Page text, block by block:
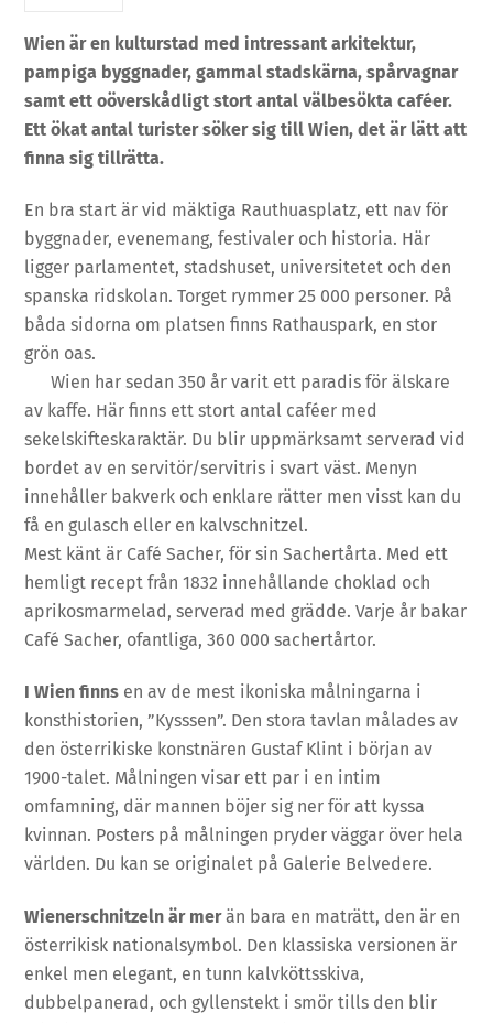
Wien är en kulturstad med intressant arkitektur,
pampiga byggnader, gammal stadskärna, spårvagnar
samt ett oöverskådligt stort antal välbesökta caféer.
Ett ökat antal turister söker sig till Wien, det är lätt att
finna sig tillrätta.
En bra start är vid mäktiga Rauthuasplatz, ett nav för
byggnader, evenemang, festivaler och historia. Här
ligger parlamentet, stadshuset, universitetet och den
spanska ridskolan. Torget rymmer 25 000 personer. På
båda sidorna om platsen finns Rathauspark, en stor
grön oas.
Wien har sedan 350 år varit ett paradis för älskare
av kaffe. Här finns ett stort antal caféer med
sekelskifteskaraktär. Du blir uppmärksamt serverad vid
bordet av en servitör/servitris i svart väst. Menyn
innehåller bakverk och enklare rätter men visst kan du
få en gulasch eller en kalvschnitzel.
Mest känt är Café Sacher, för sin Sachertårta. Med ett
hemligt recept från 1832 innehållande choklad och
aprikosmarmelad, serverad med grädde. Varje år bakar
Café Sacher, ofantliga, 360 000 sachertårtor.
I Wien finns en av de mest ikoniska målningarna i
konsthistorien, ”Kysssen”. Den stora tavlan målades av
den österrikiske konstnären Gustaf Klint i början av
1900-talet. Målningen visar ett par i en intim
omfamning, där mannen böjer sig ner för att kyssa
kvinnan. Posters på målningen pryder väggar över hela
världen. Du kan se originalet på Galerie Belvedere.
Wienerschnitzeln är merän bara en maträtt, den är en
österrikisk nationalsymbol. Den klassiska versionen är
enkel men elegant, en tunn kalvköttsskiva,
dubbelpanerad, och gyllenstekt i smör tills den blir